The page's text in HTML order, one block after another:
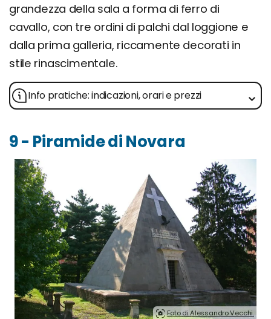
grandezza della sala a forma di ferro di
cavallo, con tre ordini di palchi dal loggione e
dalla prima galleria, riccamente decorati in
stile rinascimentale.
Info pratiche: indicazioni, orari e prezzi
9 - Piramide di Novara
Foto di Alessandro Vecchi.